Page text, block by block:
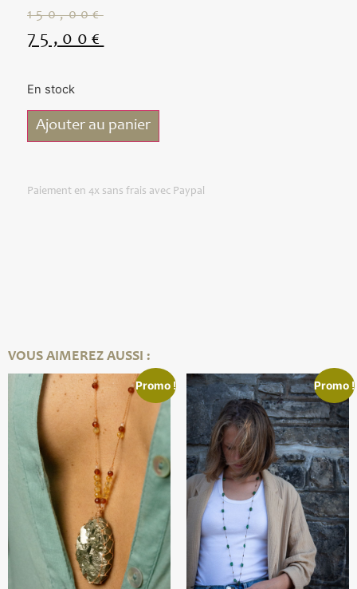
150,00€
75,00 €
En stock
Ajouter au panier
Paiement en 4x sans frais avec Paypal
VOUS AIMEREZ AUSSI :
Promo ! Promo !